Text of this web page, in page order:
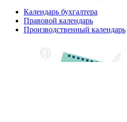
Календарь бухгалтера
Правовой календарь
Производственный календарь